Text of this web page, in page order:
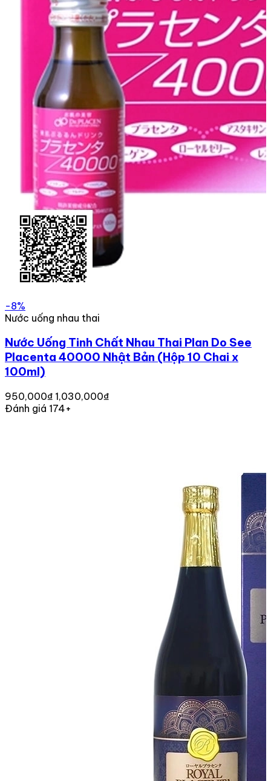
-8%
Nước uống nhau thai
Nước Uống Tinh Chất Nhau Thai Plan Do See
Placenta 40000 Nhật Bản (Hộp 10 Chai x
100ml)
950,000₫ 1,030,000₫
Đánh giá 174+